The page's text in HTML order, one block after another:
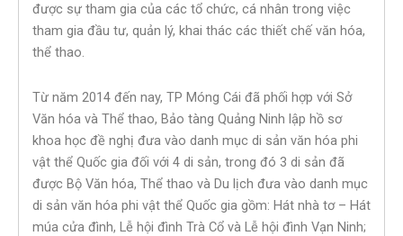
được sự tham gia của các tổ chức, cá nhân trong việc
tham gia đầu tư, quản lý, khai thác các thiết chế văn hóa,
thể thao.
Từ năm 2014 đến nay, TP Móng Cái đã phối hợp với Sở
Văn hóa và Thể thao, Bảo tàng Quảng Ninh lập hồ sơ
khoa học đề nghị đưa vào danh mục di sản văn hóa phi
vật thể Quốc gia đối với 4 di sản, trong đó 3 di sản đã
được Bộ Văn hóa, Thể thao và Du lịch đưa vào danh mục
di sản văn hóa phi vật thể Quốc gia gồm: Hát nhà tơ – Hát
múa cửa đình, Lễ hội đình Trà Cổ và Lễ hội đình Vạn Ninh;